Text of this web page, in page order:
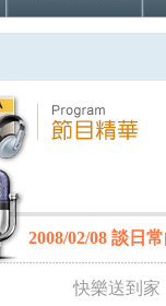
2008/02/08 談日
快樂送到家